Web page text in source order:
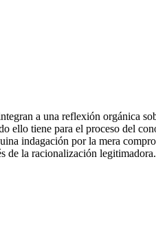
a una reflexión orgánica
ello tiene para el proceso del
indagación por la mera
de la racionalización legitimadora.